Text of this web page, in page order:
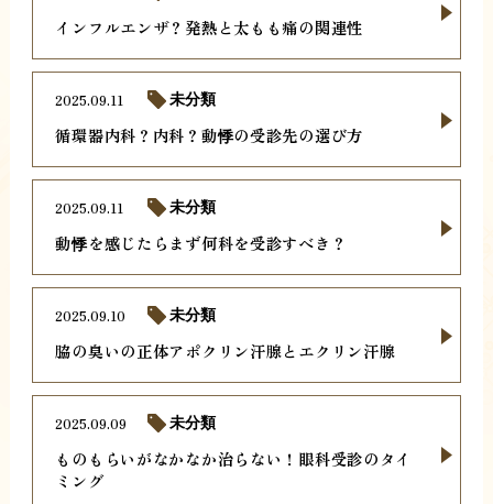
インフルエンザ？発熱と太もも痛の関連性
循環器内科？内科？動悸の受診先の選び方
2025.09.11 未分類
動悸を感じたらまず何科を受診すべき？
2025.09.11 未分類
脇の臭いの正体アポクリン汗腺とエクリン汗腺
2025.09.10 未分類
ものもらいがなかなか治らない！眼科受診のタイ
ミング
2025.09.09 未分類